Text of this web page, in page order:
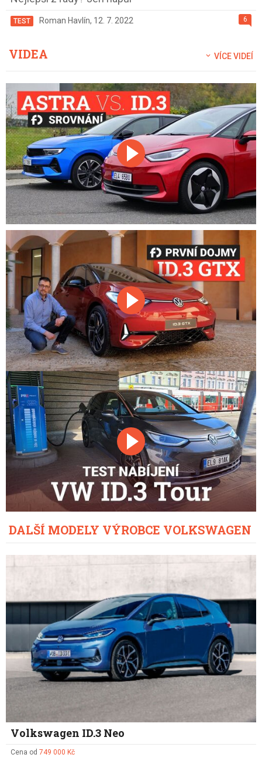
6
TEST Roman Havlín, 12. 7. 2022
VIDEA VÍCE VIDEÍ
DALŠÍ MODELY VÝROBCE VOLKSWAGEN
Volkswagen ID.3 Neo
Cena od 749 000 Kč